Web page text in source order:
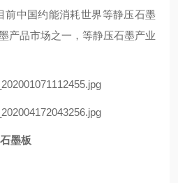
前中国约能消耗世界等静压石墨
产品市场之一，等静压石墨产业
墨板